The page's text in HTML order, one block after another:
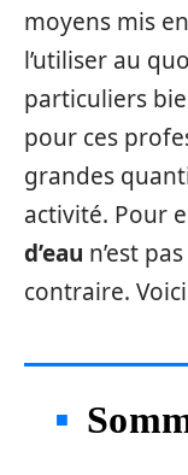
moyens mis
l’utiliser au
particuliers
pour ces
grandes
activité. Pour
d’eau n’est
contraire.